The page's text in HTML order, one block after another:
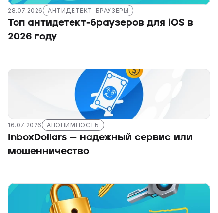
28.07.2026 АНТИДЕТЕКТ-БРАУЗЕРЫ
Топ антидетект-браузеров для iOS в
2026 году
16.07.2026 АНОНИМНОСТЬ
InboxDollars — надежный сервис или
мошенничество